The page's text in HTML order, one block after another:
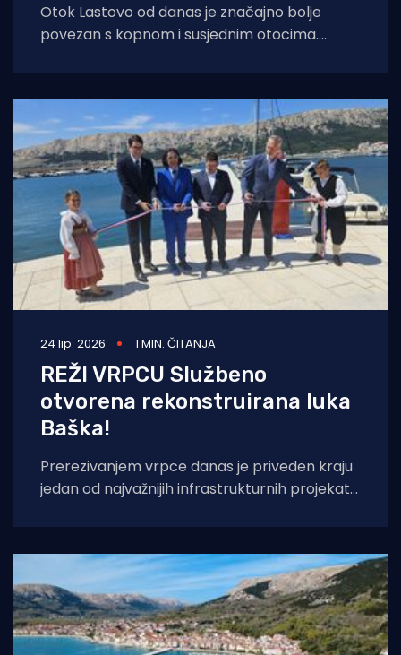
Otok Lastovo od danas je značajno bolje
povezan s kopnom i susjednim otocima.
24 lip. 2026 1 MIN. ČITANJA
REŽI VRPCU Službeno
otvorena rekonstruirana luka
Baška!
Prerezivanjem vrpce danas je priveden kraju
jedan od najvažnijih infrastrukturnih projekata